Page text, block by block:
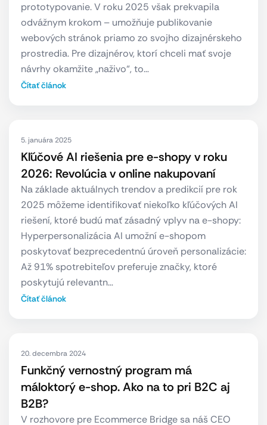
prototypovanie. V roku 2025 však prekvapila
odvážnym krokom – umožňuje publikovanie
webových stránok priamo zo svojho dizajnérskeho
prostredia. Pre dizajnérov, ktorí chceli mať svoje
návrhy okamžite „naživo“, to…
Čítať článok
5. januára 2025
Kľúčové AI riešenia pre e-shopy v roku
2026: Revolúcia v online nakupovaní
Na základe aktuálnych trendov a predikcií pre rok
2025 môžeme identifikovať niekoľko kľúčových AI
riešení, ktoré budú mať zásadný vplyv na e-shopy:
Hyperpersonalizácia AI umožní e-shopom
poskytovať bezprecedentnú úroveň personalizácie:
Až 91% spotrebiteľov preferuje značky, ktoré
poskytujú relevantn…
Čítať článok
20. decembra 2024
Funkčný vernostný program má
máloktorý e-shop. Ako na to pri B2C aj
B2B?
V rozhovore pre Ecommerce Bridge sa náš CEO